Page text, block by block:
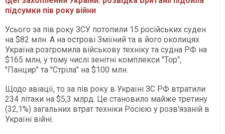
підсумки пів року війни
Усього за пів року ЗСУ потопили 15 російських суден
на $82 млн. А на острові Зміїний та в його околицях
Україна розгромила військову техніку та судна РФ на
$165 млн, у тому числі зенітні комплекси "Тор",
"Панцир" та "Стріла" на $100 млн.
Щодо авіації, то за пів року в Україні ЗС РФ втратили
234 літаки на $5,3 млрд. Це становило майже третину
(32,1%) загальних втрат техніки Росією у розв'язаній в
Україні війні.